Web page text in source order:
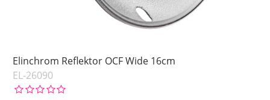
Elinchrom Reflektor OCF Wide 16cm
EL-26090